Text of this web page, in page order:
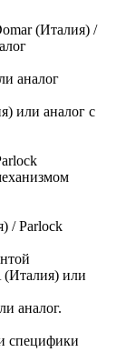
(Италия) /
аналог
или аналог с
/ Parlock
или
аналог.
специфики